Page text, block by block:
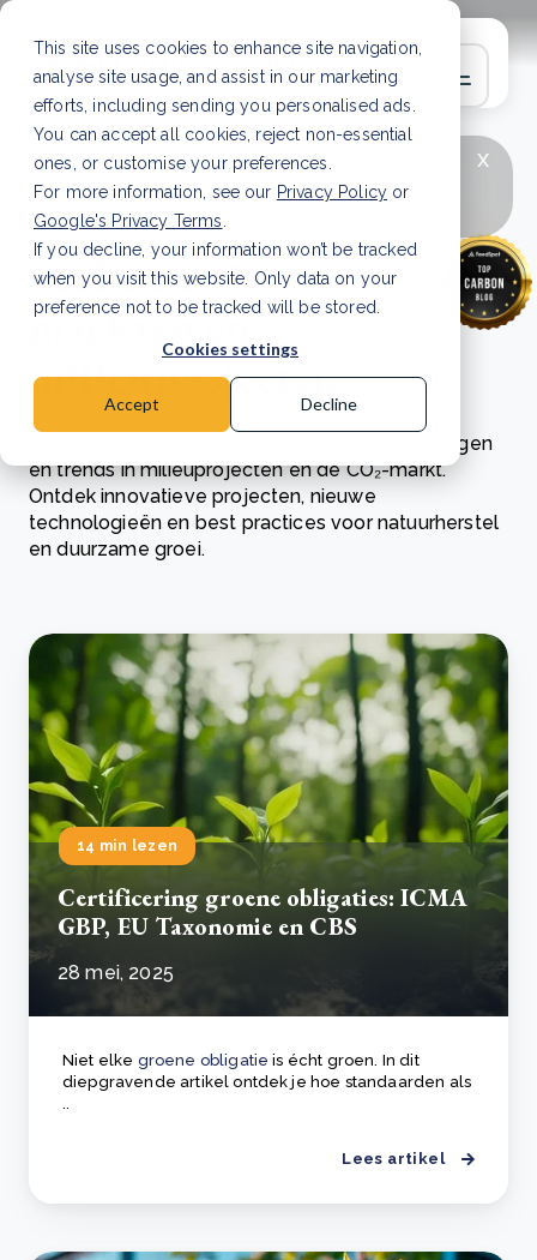
This site uses cookies to enhance site navigation,
analyse site usage, and assist in our marketing
efforts, including sending you personalised ads.
You can accept all cookies, reject non-essential
ones, or customise your preferences.
For more information, see our Privacy Policy or
Google's Privacy Terms
If you decline, your information won’t be tracked
when you visit this website. Only data on your
preference not to be tracked will be stored.
Cookies settings
Accept Decline
x
LAATSTE ARTIKEL
CSRD en uw positie als
leverancier: wat verandert er in 2026?Lees
artikel
Verken CO₂-
markten en
milieuprojecten
Blijf op de hoogte van de nieuwste ontwikkelingen
en trends in milieuprojecten en de CO₂-markt.
Ontdek innovatieve projecten, nieuwe
technologieën en best practices voor natuurherstel
en duurzame groei.
14 min lezen
Certificering groene obligaties: ICMA
GBP, EU Taxonomie en CBS
28 mei, 2025
Niet elke groene obligatie is écht groen. In dit
diepgravende artikel ontdek je hoe standaarden als
..
Lees artikel